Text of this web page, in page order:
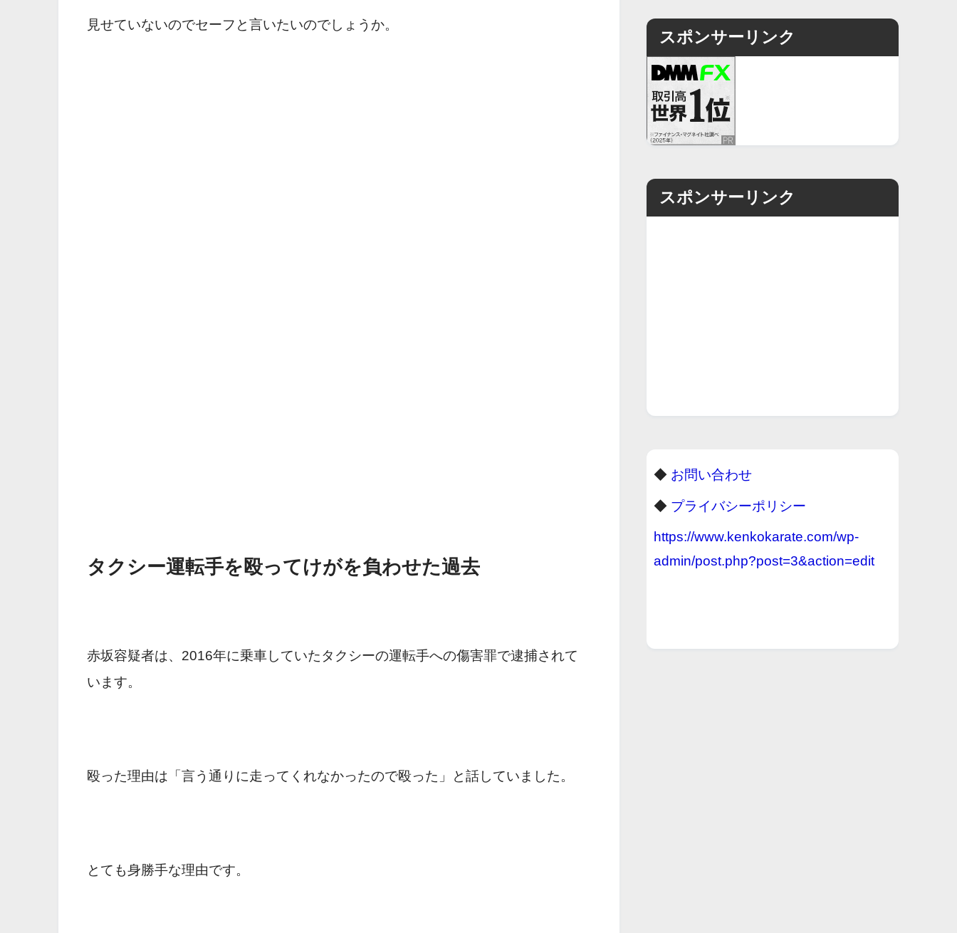
見せていないのでセーフと言いたいのでしょうか。
タクシー運転手を殴ってけがを負わせた過去
赤坂容疑者は、2016年に乗車していたタクシーの運転手への傷害罪で逮捕されて
います。
殴った理由は「言う通りに走ってくれなかったので殴った」と話していました。
とても身勝手な理由です。
スポンサーリンク
スポンサーリンク
◆ お問い合わせ
◆ プライバシーポリシー
https://www.kenkokarate.com/wp-
admin/post.php?post=3&action=edit